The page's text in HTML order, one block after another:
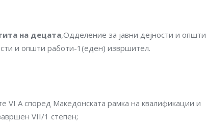
на децата,Одделение за јавни дејности и општи
и општи работи-1(еден) извршител.
VI A според Македонската рамка на квалификации и
VII/1 степен;